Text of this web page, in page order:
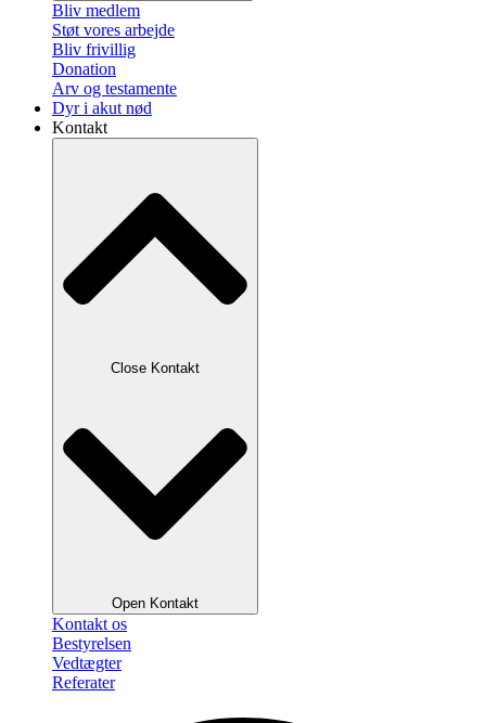
Bliv medlem
Støt vores arbejde
Bliv frivillig
Donation
Arv og testamente
Dyr i akut nød
Kontakt
Close Kontakt
Open Kontakt
Kontakt os
Bestyrelsen
Vedtægter
Referater